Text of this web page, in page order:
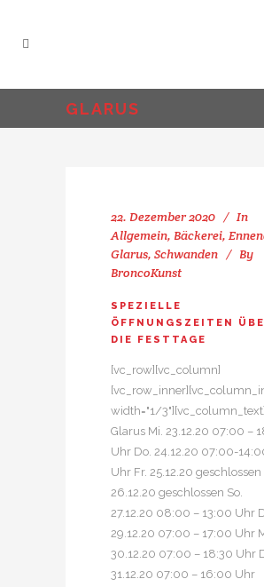
GLARUS
22. Dezember 2020
In
Allgemein, Bäckerei,
Glarus, Schwanden
By
BroncoKunst
SPEZIELLE
ÖFFNUNGSZEITEN
DIE FESTTAGE
[vc_row][vc_column]
width="1/3"][vc_column_text]
Glarus Mi. 23.12.20 07:00 –
Uhr Do. 24.12.20 07:00-
Uhr Fr. 25.12.20 geschlossen
26.12.20 geschlossen So.
27.12.20 08:00 – 13:00 Uhr
29.12.20 07:00 – 17:00 Uhr
30.12.20 07:00 – 18:30 Uhr
31.12.20 07:00 – 16:00 Uhr